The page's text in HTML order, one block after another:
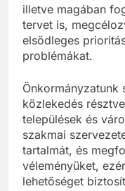
illetve magában
tervet is,
elsődleges
problémákat.
Önkormányzatunk
közlekedés
települések és
szakmai
tartalmát, és
véleményüket,
lehetőséget